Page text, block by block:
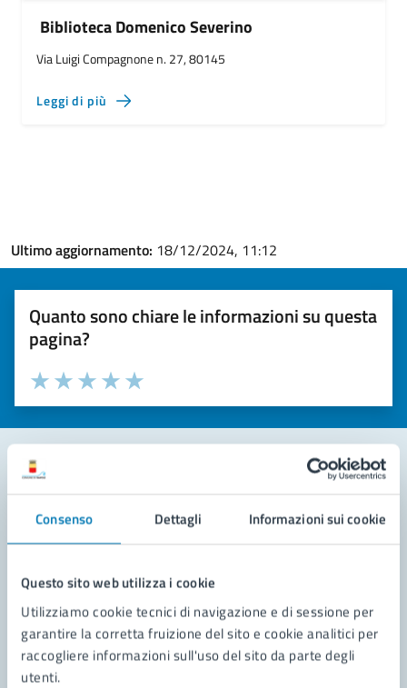
Consenso Dettagli Informazioni sui cookie
Questo sito web utilizza i cookie
Utilizziamo cookie tecnici di navigazione e di sessione per
garantire la corretta fruizione del sito e cookie analitici per
raccogliere informazioni sull'uso del sito da parte degli
utenti.
Biblioteca Domenico Severino
Via Luigi Compagnone n. 27, 80145
Leggi di più
Ultimo aggiornamento: 18/12/2024, 11:12
Quanto sono chiare le informazioni su questa
pagina?
Valuta la chiarezza delle informazioni (da 1 a 5 stelle)
Seleziona il numero di stelle per valutare la chiarezza delle
Valuta 5 stelle su 5
Valuta 4 stelle su 5
Valuta 3 stelle su 5
Valuta 2 stelle su 5
Valuta 1 stelle su 5
Leggi le domande frequenti
Richiedi assistenza
Prenota appuntamento
Problemi in città